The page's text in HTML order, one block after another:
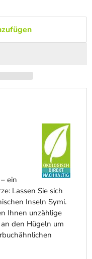
ein
Lassen Sie sich
Inseln Symi.
Ihnen unzählige
den Hügeln um